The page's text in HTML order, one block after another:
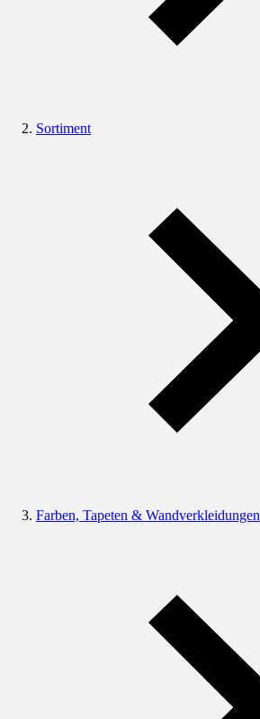
Sortiment
Farben, Tapeten & Wandverkleidungen